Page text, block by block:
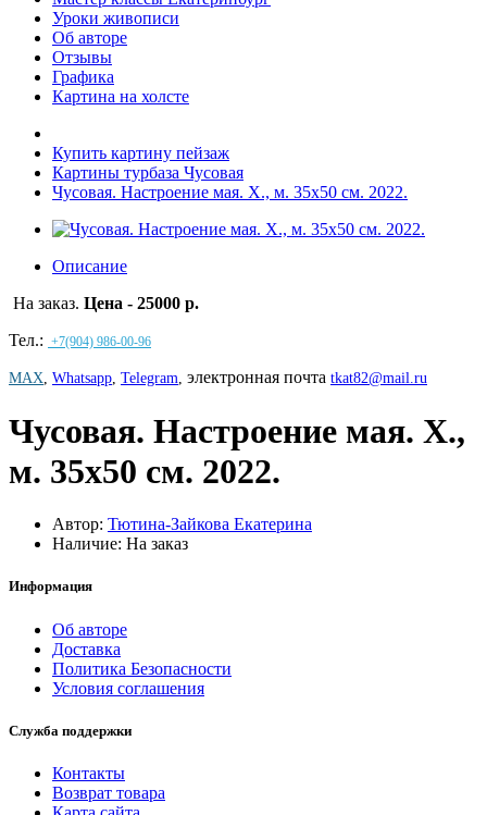
Уроки живописи
Об авторе
Отзывы
Графика
Картина на холсте
Купить картину пейзаж
Картины турбаза Чусовая
Чусовая. Настроение мая. Х., м. 35х50 см. 2022.
Описание
На заказ. Цена - 25000 р.
Тел.: +7(904) 986-00-96
MAX, Whatsapp, Telegram, электронная почта tkat82@mail.ru
Чусовая. Настроение мая. Х.,
м. 35х50 см. 2022.
Автор: Тютина-Зайкова Екатерина
Наличие: На заказ
Информация
Об авторе
Доставка
Политика Безопасности
Условия соглашения
Служба поддержки
Контакты
Возврат товара